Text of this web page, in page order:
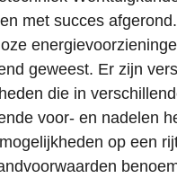
met succes
geweest. Er zijn
die in
voor- en nadelen
op een